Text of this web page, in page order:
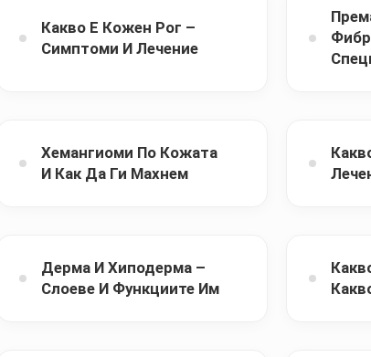
Какво Е Кожен Рог –
Симптоми И Лечение
Хемангиоми По Кожата
И Как Да Ги Махнем
Дерма И Хиподерма –
Слоеве И Функциите Им